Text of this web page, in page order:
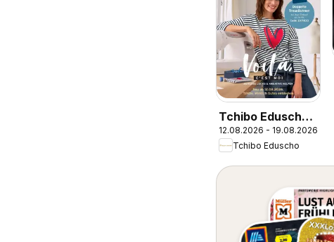
Tchibo Eduscho
Tchibo Magazin
12.08.2026 - 19.08.2026
Tchibo Eduscho